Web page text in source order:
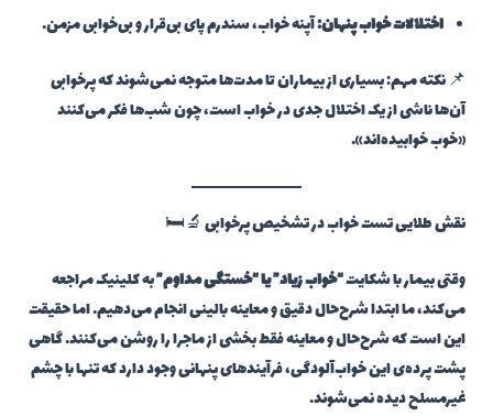
اختلالات خواب پنهان:آپنه خواب، سندرم پای بی‌قرار و بی‌خوابی مزمن.
📌 نکته مهم: بسیاری از بیماران تا مدت‌ها متوجه نمی‌شوند که پرخوابی
آن‌ها ناشی از یک اختلال جدی در خواب است، چون شب‌ها فکر می‌کنند
«خوب خوابیده‌اند».
نقش طلایی تست خواب در تشخیص پرخوابی 🔬🛏️
وقتی بیمار با شکایت“خواب زیاد” یا “خستگی مداوم”به کلینیک مراجعه
می‌کند، ما ابتدا شرح‌حال دقیق و معاینه بالینی انجام می‌دهیم. اما حقیقت
این است که شرح‌حال و معاینه فقط بخشی از ماجرا را روشن می‌کنند. گاهی
پشت پرده‌ی این خواب‌آلودگی، فرآیندهای پنهانی وجود دارد که تنها با چشم
غیرمسلح دیده نمی‌شوند.